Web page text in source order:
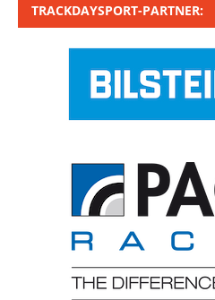
TRACKDAYSPORT-PARTNER: